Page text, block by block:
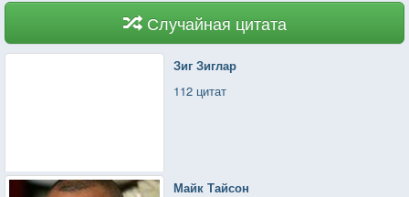
Случайная цитата
Зиг Зиглар
112 цитат
Майк Тайсон